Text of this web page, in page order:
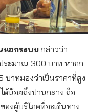
นอกระบบ กล่าวว่า
ระมาณ 300 บาท หากก
บาทมองว่าเป็นราคาที่สูง
ด้น้อยถึงปานกลาง ถือ
องผู้บริโภคที่จะเดินทาง